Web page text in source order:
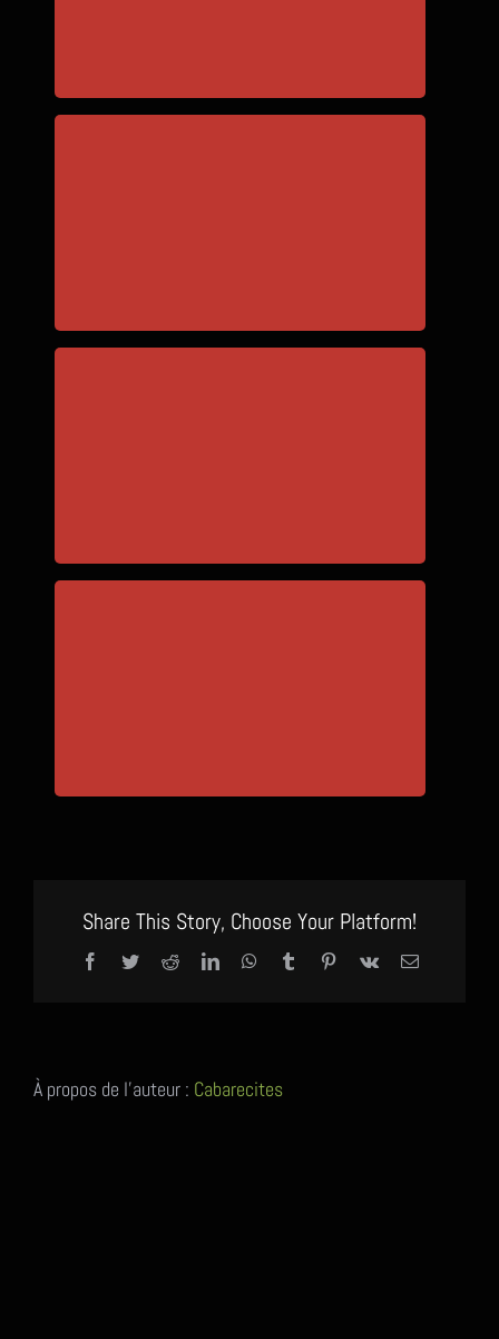
Share This Story, Choose Your Platform!
Facebook
TwitterRedditLinkedInWhatsApp
TumblrPinterest
Vk Email
À propos de l'auteur : Cabarecites